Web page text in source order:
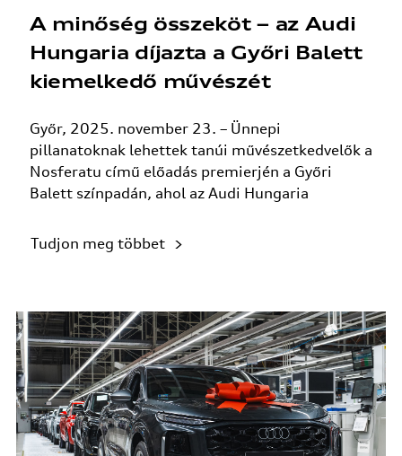
A minőség összeköt – az Audi
Hungaria díjazta a Győri Balett
kiemelkedő művészét
Győr, 2025. november 23. – Ünnepi
pillanatoknak lehettek tanúi művészetkedvelők a
Nosferatu című előadás premierjén a Győri
Balett színpadán, ahol az Audi Hungaria
Tudjon meg többet